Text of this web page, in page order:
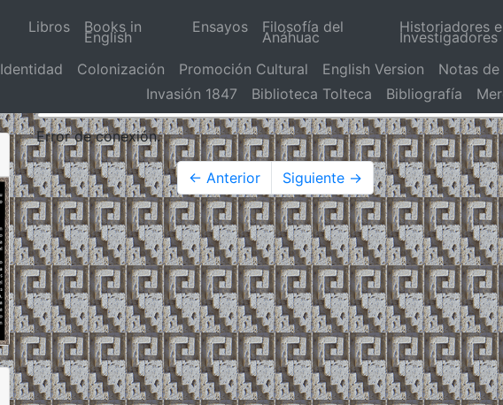
Libros Books in
English
Ensayos Filosofía del
Anáhuac
Historiadores e
Investigadores
Identidad Colonización Promoción Cultural English Version Notas de
Invasión 1847
Biblioteca Tolteca Bibliografía
Error de conexión.
← Anterior Siguiente →